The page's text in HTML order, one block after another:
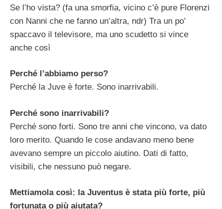
Se l’ho vista? (fa una smorfia, vicino c’è pure Florenzi
con Nanni che ne fanno un’altra, ndr) Tra un po’
spaccavo il televisore, ma uno scudetto si vince
anche così
Perché l’abbiamo perso?
Perché la Juve è forte. Sono inarrivabili.
Perché sono inarrivabili?
Perché sono forti. Sono tre anni che vincono, va dato
loro merito. Quando le cose andavano meno bene
avevano sempre un piccolo aiutino. Dati di fatto,
visibili, che nessuno può negare.
Mettiamola così: la Juventus è stata più forte, più
fortunata o più aiutata?